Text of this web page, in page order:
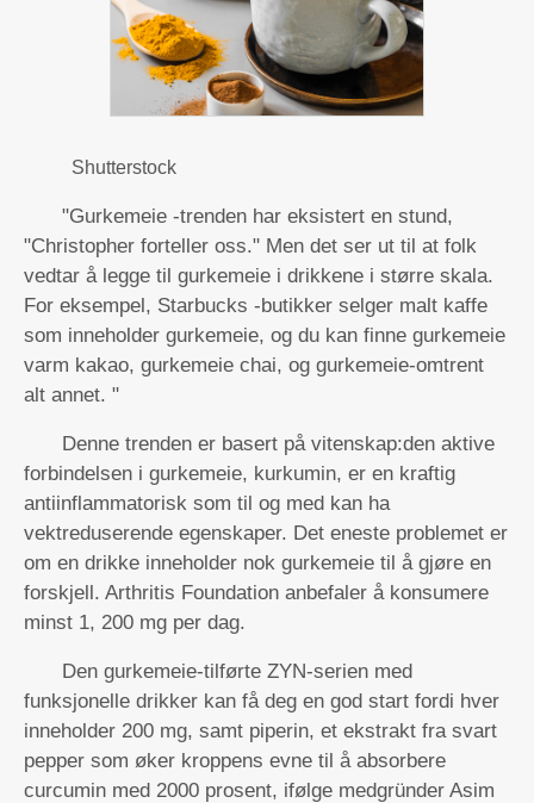
Shutterstock
"Gurkemeie -trenden har eksistert en stund,
"Christopher forteller oss." Men det ser ut til at folk
vedtar å legge til gurkemeie i drikkene i større skala.
For eksempel, Starbucks -butikker selger malt kaffe
som inneholder gurkemeie, og du kan finne gurkemeie
varm kakao, gurkemeie chai, og gurkemeie-omtrent
alt annet. "
Denne trenden er basert på vitenskap:den aktive
forbindelsen i gurkemeie, kurkumin, er en kraftig
antiinflammatorisk som til og med kan ha
vektreduserende egenskaper. Det eneste problemet er
om en drikke inneholder nok gurkemeie til å gjøre en
forskjell. Arthritis Foundation anbefaler å konsumere
minst 1, 200 mg per dag.
Den gurkemeie-tilførte ZYN-serien med
funksjonelle drikker kan få deg en god start fordi hver
inneholder 200 mg, samt piperin, et ekstrakt fra svart
pepper som øker kroppens evne til å absorbere
curcumin med 2000 prosent, ifølge medgründer Asim